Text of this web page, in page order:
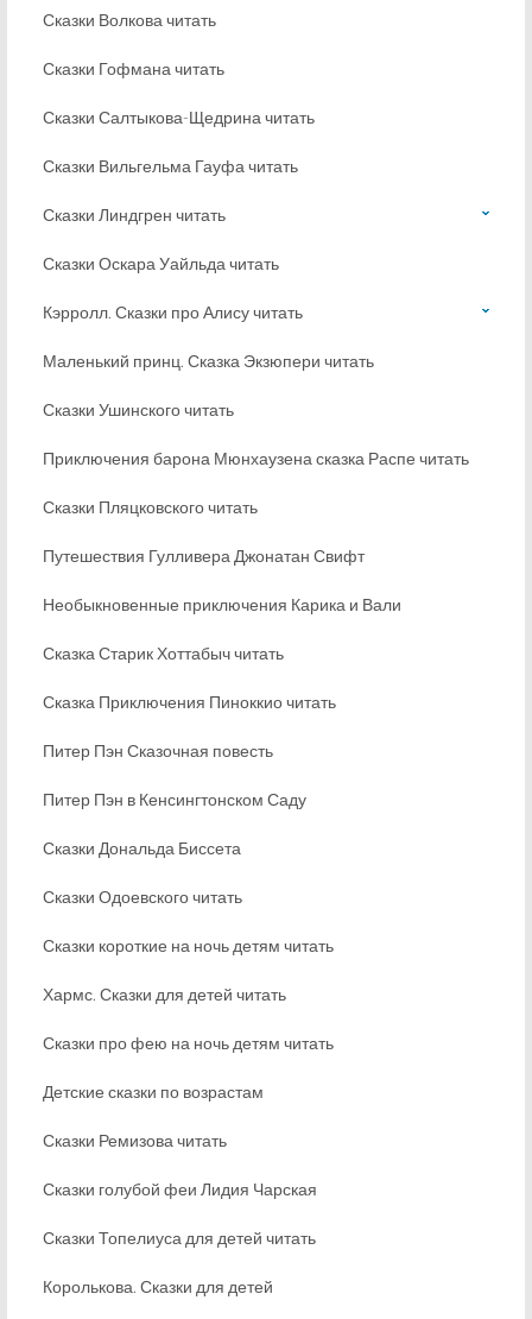
Сказки Волкова читать
Сказки Гофмана читать
Сказки Салтыкова-Щедрина читать
Сказки Вильгельма Гауфа читать
Сказки Линдгрен читать
Сказки Оскара Уайльда читать
Кэрролл. Сказки про Алису читать
Маленький принц. Сказка Экзюпери читать
Сказки Ушинского читать
Приключения барона Мюнхаузена сказка Распе читать
Сказки Пляцковского читать
Путешествия Гулливера Джонатан Свифт
Необыкновенные приключения Карика и Вали
Сказка Старик Хоттабыч читать
Сказка Приключения Пиноккио читать
Питер Пэн Сказочная повесть
Питер Пэн в Кенсингтонском Саду
Сказки Дональда Биссета
Сказки Одоевского читать
Сказки короткие на ночь детям читать
Хармс. Сказки для детей читать
Сказки про фею на ночь детям читать
Детские сказки по возрастам
Сказки Ремизова читать
Сказки голубой феи Лидия Чарская
Сказки Топелиуса для детей читать
Королькова. Сказки для детей